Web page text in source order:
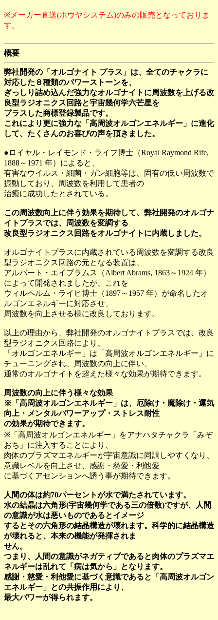
※メーカー直送(ホウヤシステム)のみの販売となっておりま
す。
概要
弊社開発の「オルゴナイト プラス」は、全てのチャクラに
対応した８種類のパワーストーンを、
ぎっしり詰め込んだ強力なオルゴナイトに周波数を上げる改
良型ラジオニクス回路と宇宙幾何学六芒星を
プラスした商標登録製品です。
これにより更に強力な「高周波オルゴンエネルギー」に進化
して、たくさんのお喜びの声を頂きました。
●ロイヤル・レイモンド・ライフ博士（Royal Raymond Rife,
1888～1971 年）によると、
有害なウイルス・細菌・ガン細胞等は、固有の低い周波数で
振動しており、周波数を利用して患者の
治癒に成功したとされている。
この周波数向上に伴う効果を期待して、弊社開発のオルゴナ
イトプラスでは、周波数を変調する
改良型ラジオニクス回路をオルゴナイトに内蔵しました。
オルゴナイトプラスに内蔵されている周波数を変調する改良
型ラジオニクス回路の元となる装置は、
アルバート・エイブラムス（Albert Abrams, 1863～1924 年）
によって開発されましたが、これを
ウィルヘルム・ライヒ博士（1897～1957 年）が命名したオ
ルゴンエネルギーに対応させ、
周波数を向上させる様に改良しております。
以上の理由から、弊社開発のオルゴナイトプラスでは、改良
型ラジオニクス回路により、
「オルゴンエネルギー」は「高周波オルゴンエネルギー」に
チューニングされ、周波数の向上に伴い、
通常のオルゴナイトを超えた様々な効果が期待できます。
周波数の向上に伴う様々な効果
※「高周波オルゴンエネルギー」は、厄除け・魔除け・運気
向上・メンタルパワーアップ・ストレス耐性
の効果が期待できます。
※「高周波オルゴンエネルギー」をアナハタチャクラ「みぞ
おち」に注入することにより、
肉体のプラズマエネルギーが宇宙意識に同調しやすくなり、
意識レベルを向上させ、感謝・慈愛・利他愛
に基づくアセンションへ誘う事が期待できます。
人間の体は約70パーセントが水で満たされています。
水の結晶は六角形(宇宙幾何学である三の倍数)ですが、人間
の意識が水は悪いものであるとイメージ
するとその六角形の結晶構造が壊れます。科学的に結晶構造
が壊れると、本来の機能が発揮されま
せん。
つまり、人間の意識がネガティブであると肉体のプラズマエ
ネルギーは乱れて「病は気から」となります。
感謝・慈愛・利他愛に基づく意識であると「高周波オルゴン
エネルギー」との共振作用により、
最大パワーが得られます。